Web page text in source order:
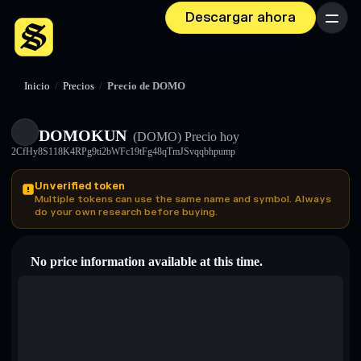
Descargar ahora Menú
Inicio / Precios / Precio de DOMO
DOMOKUN (DOMO) Precio hoy
2CfHy8S118K4RPg9ti2bWFc19tFg48qTmJSvqqbhpump
Unverified token
Multiple tokens can use the same name and symbol. Always
do your own research before buying.
No price information available at this time.